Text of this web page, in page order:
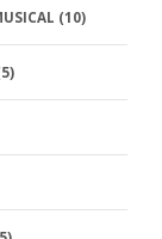
(10)